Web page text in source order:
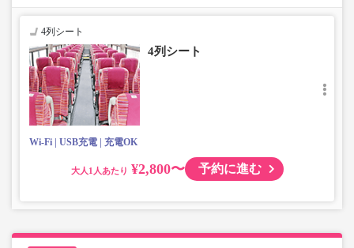
4列シート
4列シート
Wi-Fi USB充電 充電OK
大人 ¥2,800〜 予約に進む